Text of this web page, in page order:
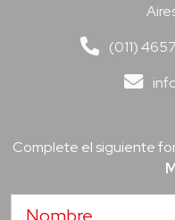
(011)
Complete el siguiente